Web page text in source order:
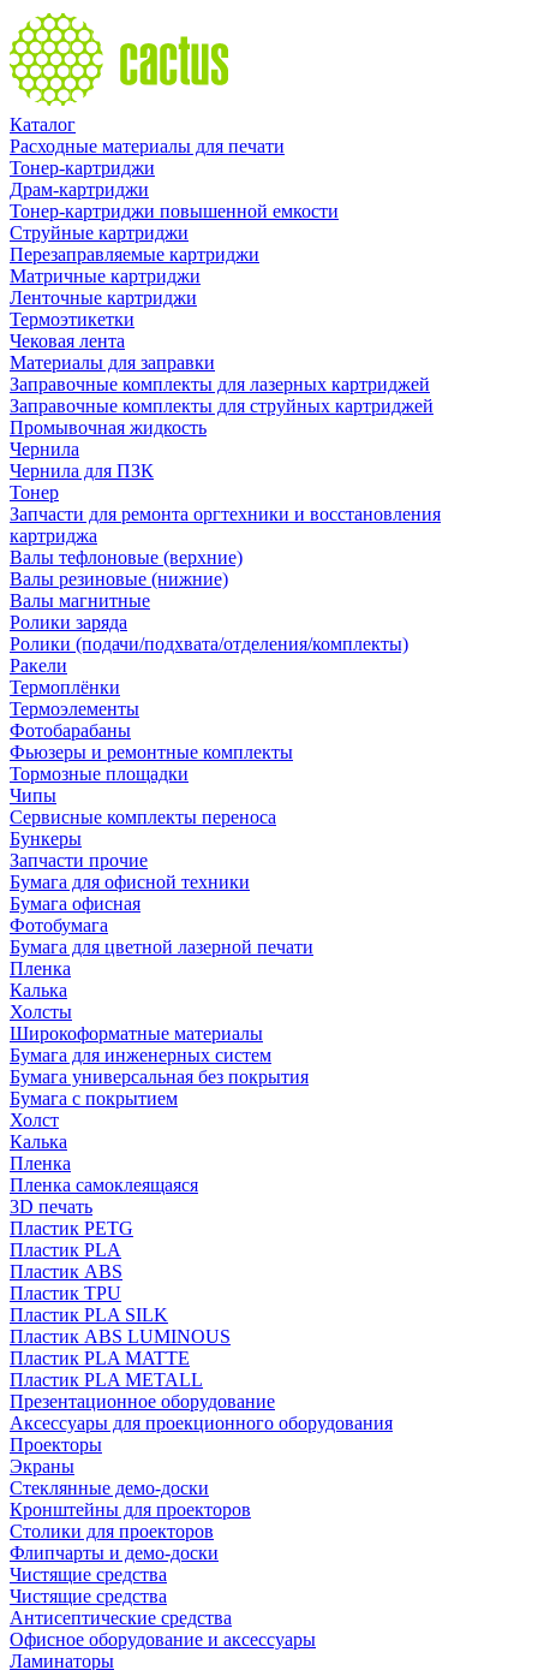
Каталог
Расходные материалы для печати
Тонер-картриджи
Драм-картриджи
Тонер-картриджи повышенной емкости
Струйные картриджи
Перезаправляемые картриджи
Матричные картриджи
Ленточные картриджи
Термоэтикетки
Чековая лента
Материалы для заправки
Заправочные комплекты для лазерных картриджей
Заправочные комплекты для струйных картриджей
Промывочная жидкость
Чернила
Чернила для ПЗК
Тонер
Запчасти для ремонта оргтехники и восстановления
картриджа
Валы тефлоновые (верхние)
Валы резиновые (нижние)
Валы магнитные
Ролики заряда
Ролики (подачи/подхвата/отделения/комплекты)
Ракели
Термоплёнки
Термоэлементы
Фотобарабаны
Фьюзеры и ремонтные комплекты
Тормозные площадки
Чипы
Сервисные комплекты переноса
Бункеры
Запчасти прочие
Бумага для офисной техники
Бумага офисная
Фотобумага
Бумага для цветной лазерной печати
Пленка
Калька
Холсты
Широкоформатные материалы
Бумага для инженерных систем
Бумага универсальная без покрытия
Бумага с покрытием
Холст
Калька
Пленка
Пленка самоклеящаяся
3D печать
Пластик PETG
Пластик PLA
Пластик ABS
Пластик TPU
Пластик PLA SILK
Пластик ABS LUMINOUS
Пластик PLA MATTE
Пластик PLA METALL
Презентационное оборудование
Аксессуары для проекционного оборудования
Проекторы
Экраны
Стеклянные демо-доски
Кронштейны для проекторов
Столики для проекторов
Флипчарты и демо-доски
Чистящие средства
Чистящие средства
Антисептические средства
Офисное оборудование и аксессуары
Ламинаторы